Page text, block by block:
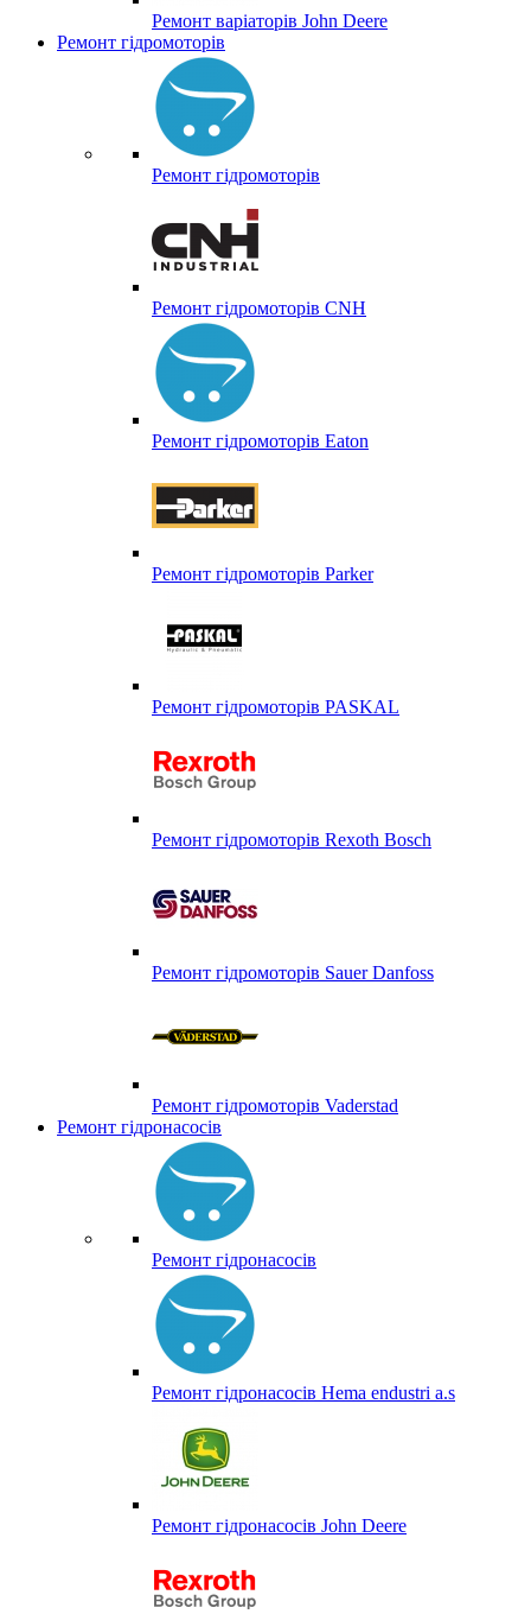
Ремонт варіаторів John Deere
Ремонт гідромоторів
Ремонт гідромоторів
Ремонт гідромоторів CNH
Ремонт гідромоторів Eaton
Ремонт гідромоторів Parker
Ремонт гідромоторів PASKAL
Ремонт гідромоторів Rexoth Bosch
Ремонт гідромоторів Sauer Danfoss
Ремонт гідромоторів Vaderstad
Ремонт гідронасосів
Ремонт гідронасосів
Ремонт гідронасосів Hema endustri a.s
Ремонт гідронасосів John Deere